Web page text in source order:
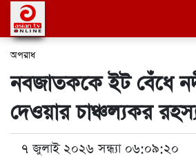
অপরাধ
নবজাতককে ইট বেঁধে
দেওয়ার চাঞ্চল্যকর
৭ জুলাই ২০২৬ সন্ধ্যা ০৬:০৯:২০